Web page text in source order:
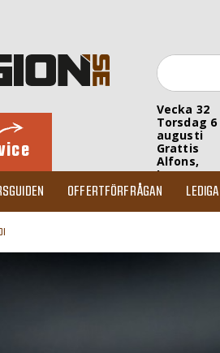
Vecka 32
Torsdag 6
augusti
Grattis
Alfons,
Inez
OFFERTFÖRFRÅGAN